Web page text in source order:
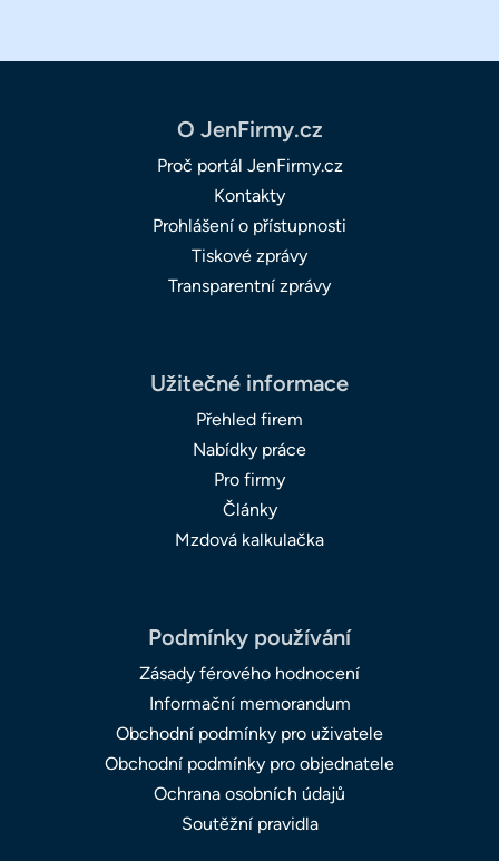
O JenFirmy.cz
Proč portál JenFirmy.cz
Kontakty
Prohlášení o přístupnosti
Tiskové zprávy
Transparentní zprávy
Užitečné informace
Přehled firem
Nabídky práce
Pro firmy
Články
Mzdová kalkulačka
Podmínky používání
Zásady férového hodnocení
Informační memorandum
Obchodní podmínky pro uživatele
Obchodní podmínky pro objednatele
Ochrana osobních údajů
Soutěžní pravidla